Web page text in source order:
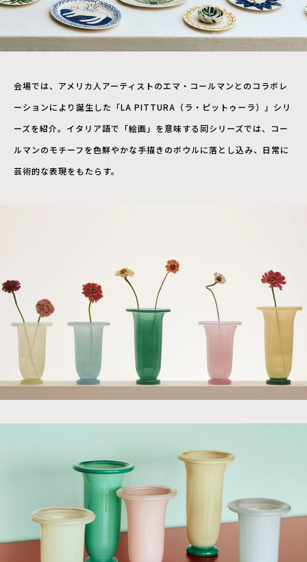
会場では、アメリカ人アーティストのエマ・コールマンとのコラボレ
ーションにより誕生した「LA PITTURA（ラ・ピットゥーラ）」シリ
ーズを紹介。イタリア語で「絵画」を意味する同シリーズでは、コー
ルマンのモチーフを色鮮やかな手描きのボウルに落とし込み、日常に
芸術的な表現をもたらす。